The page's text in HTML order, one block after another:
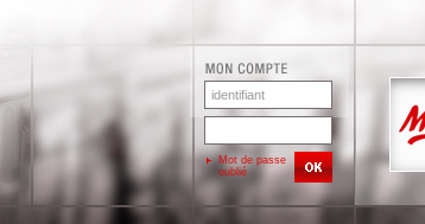
Mot de passe
oublié